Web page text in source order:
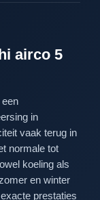
airco 5
in
vaak terug in
normale tot
koeling als
en winter
prestaties